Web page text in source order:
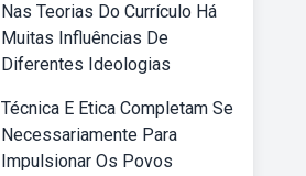
Nas Teorias Do Currículo Há
Muitas Influências De
Diferentes Ideologias
Técnica E Etica Completam Se
Necessariamente Para
Impulsionar Os Povos